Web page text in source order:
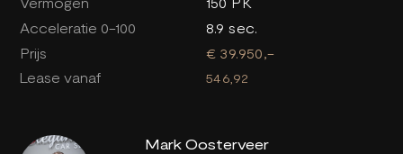
Acceleratie 0-100
8.9 sec.
Prijs
€ 39.950,-
Lease vanaf
546,92
Mark Oosterveer